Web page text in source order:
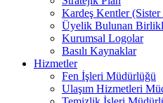
Kardeş Kentler (Sister
Üyelik Bulunan
Kurumsal Logolar
Basılı Kaynaklar
Hizmetler
Fen İşleri Müdürlüğü
Ulaşım Hizmetleri